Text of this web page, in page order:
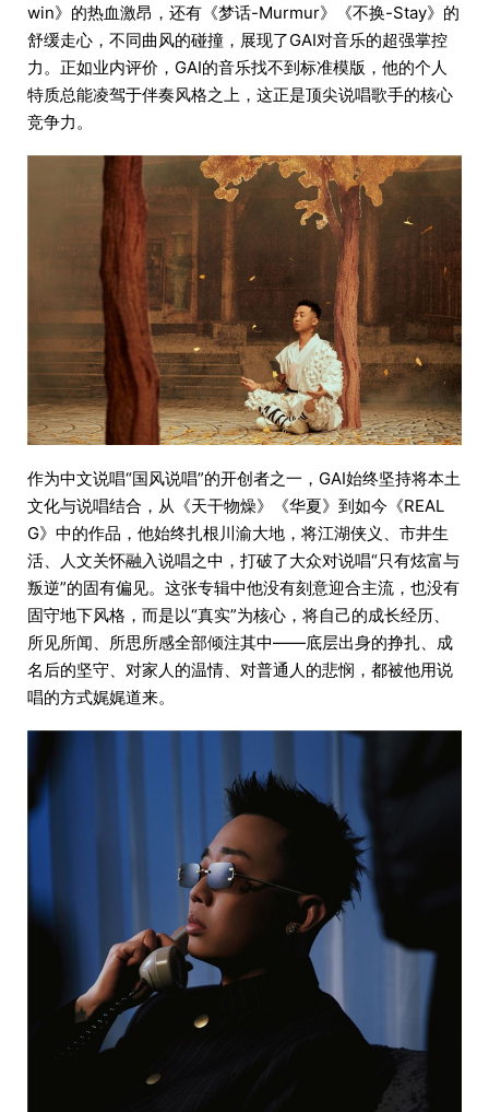
win》的热血激昂，还有《梦话-Murmur》《不换-Stay》的
舒缓走心，不同曲风的碰撞，展现了GAI对音乐的超强掌控
力。正如业内评价，GAI的音乐找不到标准模版，他的个人
特质总能凌驾于伴奏风格之上，这正是顶尖说唱歌手的核心
竞争力。
作为中文说唱“国风说唱”的开创者之一，GAI始终坚持将本土
文化与说唱结合，从《天干物燥》《华夏》到如今《REAL
G》中的作品，他始终扎根川渝大地，将江湖侠义、市井生
活、人文关怀融入说唱之中，打破了大众对说唱“只有炫富与
叛逆”的固有偏见。这张专辑中他没有刻意迎合主流，也没有
固守地下风格，而是以“真实”为核心，将自己的成长经历、
所见所闻、所思所感全部倾注其中——底层出身的挣扎、成
名后的坚守、对家人的温情、对普通人的悲悯，都被他用说
唱的方式娓娓道来。